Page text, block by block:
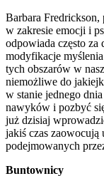
Barbara Fredrickson,
w zakresie emocji i
odpowiada często za
modyfikacje
tych obszarów w
niemożliwe do
w stanie jednego
nawyków i pozbyć
już dzisiaj
jakiś czas zaowocują
podejmowanych
Buntownicy